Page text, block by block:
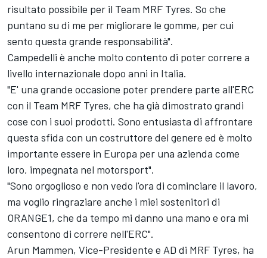
risultato possibile per il Team MRF Tyres. So che
puntano su di me per migliorare le gomme, per cui
sento questa grande responsabilità".
Campedelli è anche molto contento di poter correre a
livello internazionale dopo anni in Italia.
"E' una grande occasione poter prendere parte all'ERC
con il Team MRF Tyres, che ha già dimostrato grandi
cose con i suoi prodotti. Sono entusiasta di affrontare
questa sfida con un costruttore del genere ed è molto
importante essere in Europa per una azienda come
loro, impegnata nel motorsport".
"Sono orgoglioso e non vedo l'ora di cominciare il lavoro,
ma voglio ringraziare anche i miei sostenitori di
ORANGE1, che da tempo mi danno una mano e ora mi
consentono di correre nell'ERC".
Arun Mammen, Vice-Presidente e AD di MRF Tyres, ha